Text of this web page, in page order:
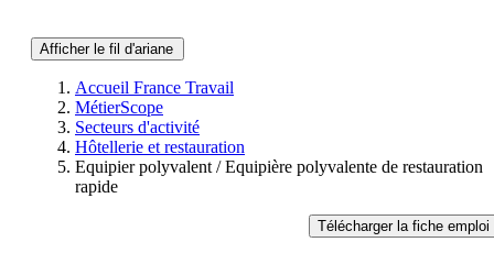
Afficher le fil d'ariane
Accueil France Travail
MétierScope
Secteurs d'activité
Hôtellerie et restauration
Equipier polyvalent / Equipière polyvalente de restauration
rapide
Télécharger la fiche emploi